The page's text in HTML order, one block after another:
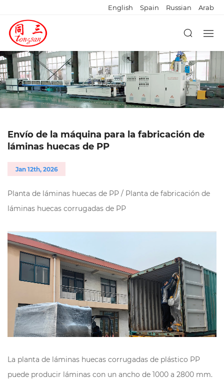
English Spain Russian Arab
Envío de la máquina para la fabricación de
láminas huecas de PP
Jan 12th, 2026
Planta de láminas huecas de PP / Planta de fabricación de
láminas huecas corrugadas de PP
La planta de láminas huecas corrugadas de plástico PP
puede producir láminas con un ancho de 1000 a 2800 mm.